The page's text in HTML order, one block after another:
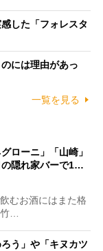
した「フォレスタ
には理由があっ
一覧を見る
ローニ」「山崎」
の隠れ家バーで1…
むお酒にはまた格
竹…
う」や「キヌカツ